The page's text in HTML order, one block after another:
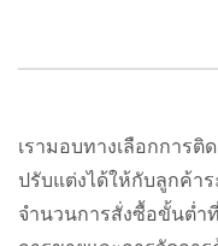
เรามอบทางเลือกการ
ปรับแต่งได้ให้กับลูกค้า
จำนวนการสั่งซื้อขั้นต่ำ